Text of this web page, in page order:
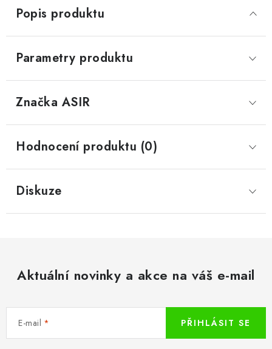
Popis produktu
Parametry produktu
Značka ASIR
Hodnocení produktu (0)
Diskuze
Aktuální novinky a akce na váš e-mail
E-mail PŘIHLÁSIT SE